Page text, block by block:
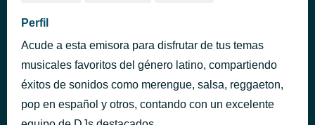
Perfil
Acude a esta emisora para disfrutar de tus temas
musicales favoritos del género latino, compartiendo
éxitos de sonidos como merengue, salsa, reggaeton,
pop en español y otros, contando con un excelente